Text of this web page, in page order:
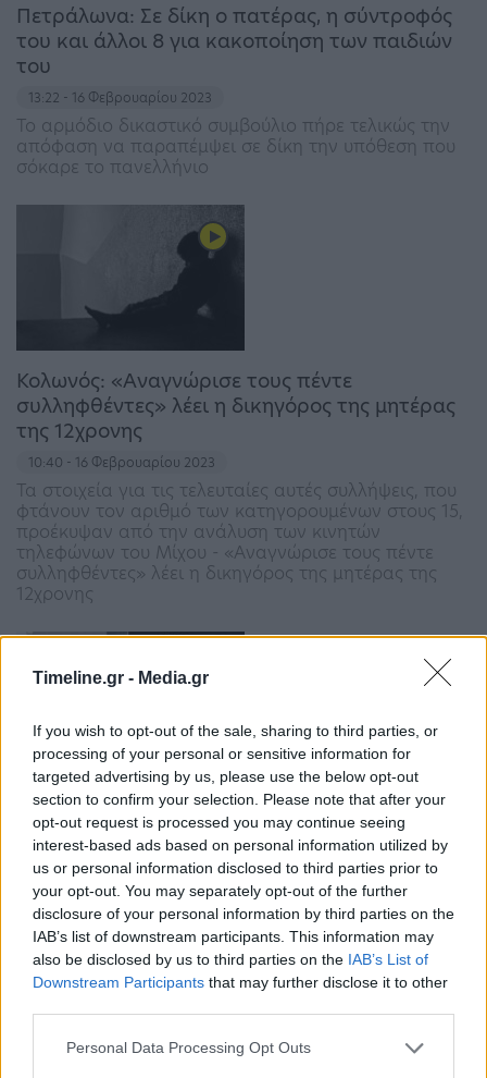
Timeline.gr - Media.gr
If you wish to opt-out of the sale, sharing to third parties, or
processing of your personal or sensitive information for
targeted advertising by us, please use the below opt-out
section to confirm your selection. Please note that after your
opt-out request is processed you may continue seeing
interest-based ads based on personal information utilized by
us or personal information disclosed to third parties prior to
your opt-out. You may separately opt-out of the further
disclosure of your personal information by third parties on the
IAB’s list of downstream participants. This information may
also be disclosed by us to third parties on the IAB’s List of
Downstream Participants that may further disclose it to other
Personal Data Processing Opt Outs
Πετράλωνα: Σε δίκη ο πατέρας, η σύντροφός
του και άλλοι 8 για κακοποίηση των παιδιών
του
13:22 - 16 Φεβρουαρίου 2023
Το αρμόδιο δικαστικό συμβούλιο πήρε τελικώς την
απόφαση να παραπέμψει σε δίκη την υπόθεση που
σόκαρε το πανελλήνιο
Κολωνός: «Αναγνώρισε τους πέντε
συλληφθέντες» λέει η δικηγόρος της μητέρας
της 12χρονης
10:40 - 16 Φεβρουαρίου 2023
Τα στοιχεία για τις τελευταίες αυτές συλλήψεις, που
φτάνουν τον αριθμό των κατηγορουμένων στους 15,
προέκυψαν από την ανάλυση των κινητών
τηλεφώνων του Μίχου - «Αναγνώρισε τους πέντε
συλληφθέντες» λέει η δικηγόρος της μητέρας της
12χρονης
Θεσσαλονίκη: 11χρονη κατήγγειλε σεξουαλική
παρενόχληση στη μέση του δρόμου
14:53 - 15 Φεβρουαρίου 2023
Ένα σοβαρότατο περιστατικό καταγγέλθηκε στην
Αστυνομία το μεσημέρι της Τετάρτης